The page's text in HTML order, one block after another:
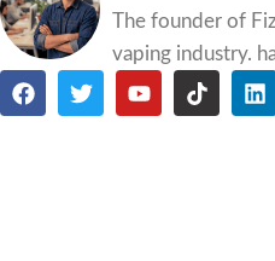
The founder of
vaping industry.